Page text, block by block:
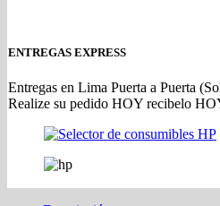
ENTREGAS EXPRESS
Entregas en Lima Puerta a Puerta
Realize su pedido HOY recibelo